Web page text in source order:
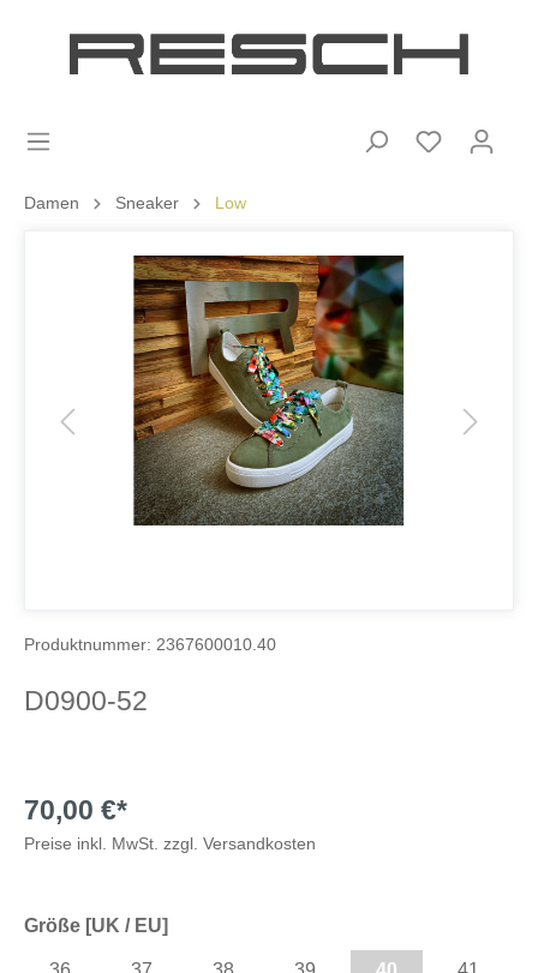
Damen Sneaker Low
D0900-52
Produktnummer: 2367600010.40
70,00 €*
Preise inkl. MwSt. zzgl. Versandkosten
Größe [UK / EU]